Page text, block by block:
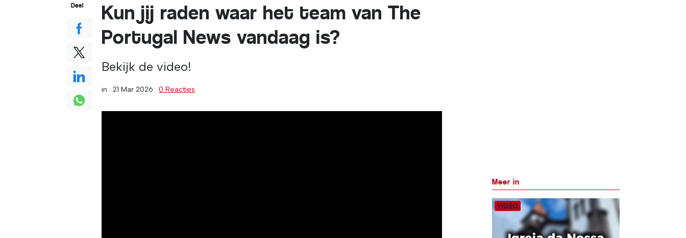
Kun jij raden waar het team van The
Portugal News vandaag is?
Bekijk de video!
in ·21 Mar 2026 ·0 Reacties
Deel
Meer in